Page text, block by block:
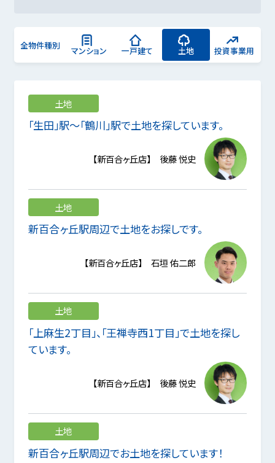
全物件種別
マンション 一戸建て 土地 投資事業用
土地
「生田」駅～「鶴川」駅で土地を探しています。
【新百合ヶ丘店】 後藤 悦史
土地
新百合ヶ丘駅周辺で土地をお探しです。
【新百合ヶ丘店】 石垣 佑二郎
土地
「上麻生2丁目」、「王禅寺西1丁目」で土地を探し
ています。
【新百合ヶ丘店】 後藤 悦史
土地
新百合ヶ丘駅周辺でお土地を探しています！